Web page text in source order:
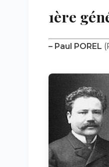
1ère
– Paul POREL